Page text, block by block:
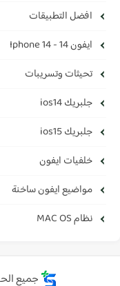
افضل التطبيقات
ايفون 14 - Iphone 14
تحيثات وتسريبات
جلبريك ios14
جلبريك ios15
خلفيات ايفون
مواضيع ايفون ساخنة
نظام MAC OS
جميع